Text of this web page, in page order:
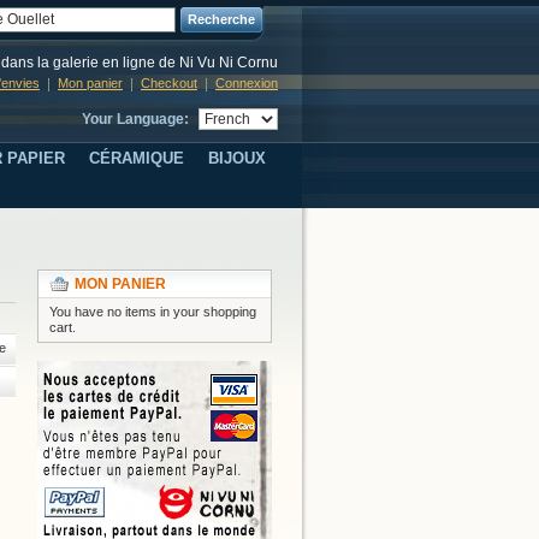
Recherche
la galerie en ligne de Ni Vu Ni Cornu
Mon panier Checkout Connexion
Your Language:
PAPIER CÉRAMIQUE BIJOUX
MON PANIER
You have no items in your shopping
cart.